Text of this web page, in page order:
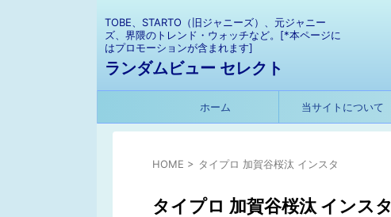
TOBE、STARTO（旧ジャニーズ）、元ジャニー
ズ、界隈のトレンド・ウォッチなど。[*本ページに
はプロモーションが含まれます]
ランダムビュー セレクト
ホーム 当サイトについて
HOME > タイプロ 加賀谷桜汰 インスタ
タイプロ 加賀谷桜汰 インスタ